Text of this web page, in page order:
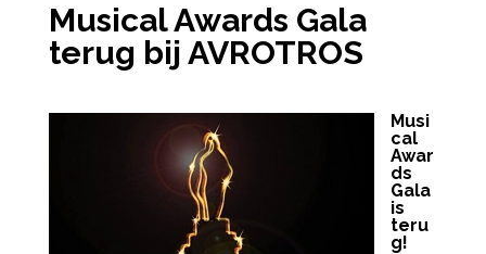
Musical Awards Gala
terug bij AVROTROS
Musi
cal
Awar
ds
Gala
is
teru
g!